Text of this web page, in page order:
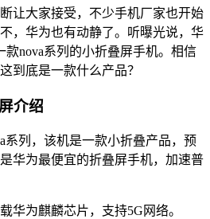
让大家接受，不少手机厂家也开始
，华为也有动静了。听曝光说，华
款nova系列的小折叠屏手机。相信
到底是一款什么产品？
介绍
系列，该机是一款小折叠产品，预
华为最便宜的折叠屏手机，加速普
华为麒麟芯片，支持5G网络。